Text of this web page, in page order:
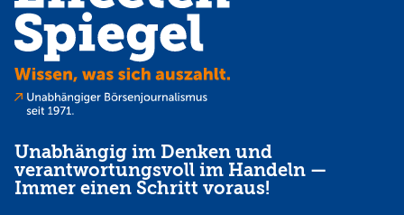
Unabhängig im Denken und
verantwortungsvoll im Handeln —
Immer einen Schritt voraus!